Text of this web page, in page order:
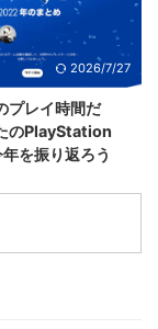
2026/7/27
プレイ時間だ
のPlayStation
を振り返ろう